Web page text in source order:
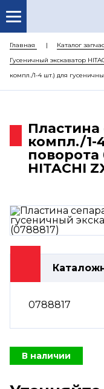
Главная Каталог
Гусеничный экскаватор
компл./1-4 шт.) для
Пластина
компл./1-
HITACHI
0788817
В наличии